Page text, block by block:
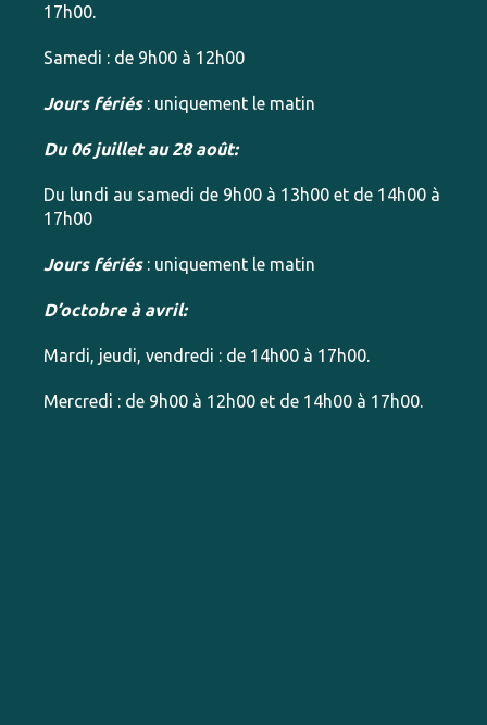
17h00.
Samedi : de 9h00 à 12h00
Jours fériés: uniquement le matin
Du 06 juillet au 28 août:
Du lundi au samedi de 9h00 à 13h00 et de 14h00 à
17h00
Jours fériés: uniquement le matin
D’octobre à avril:
Mardi, jeudi, vendredi : de 14h00 à 17h00.
Mercredi : de 9h00 à 12h00 et de 14h00 à 17h00.